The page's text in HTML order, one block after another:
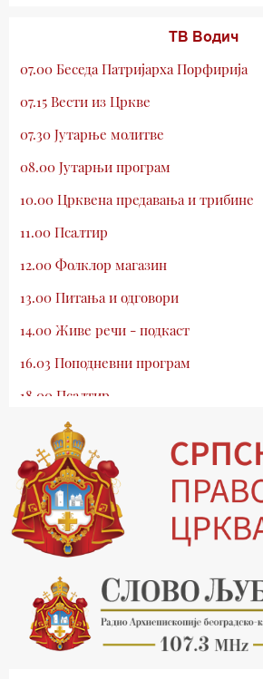
ТВ Водич
07.00 Беседа Патријарха Порфирија
07.15 Вести из Цркве
07.30 Јутарње молитве
08.00 Јутарњи програм
10.00 Црквена предавања и трибине
11.00 Псалтир
12.00 Фолклор магазин
13.00 Питања и одговори
14.00 Живе речи - подкаст
16.03 Поподневни програм
18.00 Псалтир
19.03 Млади у Цркви
19.30 Вечерње молитве
20.00 Вести из Цркве
20.15 Реч архијереја
20.30 Храм културе
21.03 Господ над војскама
22.03 Црквена предавања и трибине
23.00 Питања и одговори